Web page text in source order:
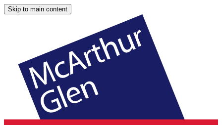
Skip to main content